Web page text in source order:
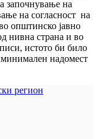
започнување на
на согласност на
општинско јавно
нивна страна и во
истото би било
надомест